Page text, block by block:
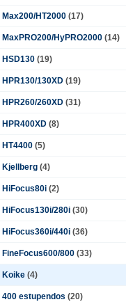
Max200/HT2000 (17)
MaxPRO200/HyPRO2000 (14)
HSD130 (19)
HPR130/130XD (19)
HPR260/260XD (31)
HPR400XD (8)
HT4400 (5)
Kjellberg (4)
HiFocus80i (2)
HiFocus130i/280i (30)
HiFocus360i/440i (36)
FineFocus600/800 (33)
Koike (4)
400 estupendos (20)